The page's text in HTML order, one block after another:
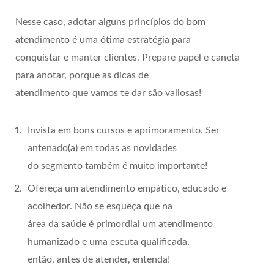
Nesse caso, adotar alguns princípios do bom
atendimento é uma ótima estratégia para
conquistar e manter clientes. Prepare papel e caneta
para anotar, porque as dicas de
atendimento que vamos te dar são valiosas!
Invista em bons cursos e aprimoramento. Ser
antenado(a) em todas as novidades
do segmento também é muito importante!
Ofereça um atendimento empático, educado e
acolhedor. Não se esqueça que na
área da saúde é primordial um atendimento
humanizado e uma escuta qualificada,
então, antes de atender, entenda!